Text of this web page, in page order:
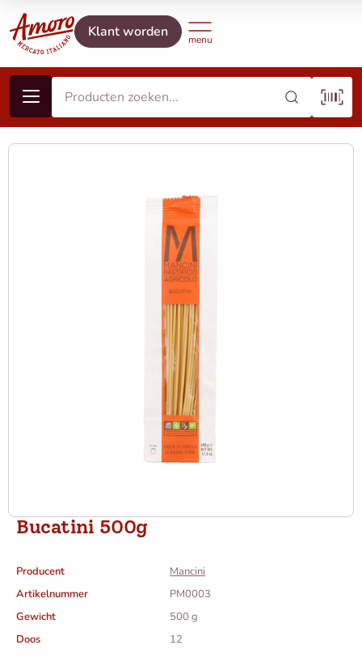
Klant worden
Bucatini 500g
Producent
Mancini
Artikelnummer
PM0003
Gewicht
500 g
Doos
12